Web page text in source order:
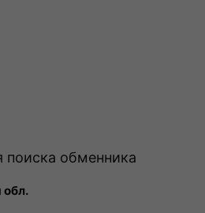
поиска обменника
обл.